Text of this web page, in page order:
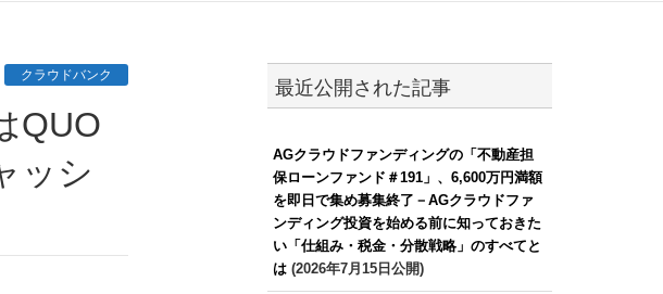
クラウドバンク
ッシ
最近公開された記事
AGクラウドファンディングの「不動産担
保ローンファンド＃191」、6,600万円満額
を即日で集め募集終了－AGクラウドファ
ンディング投資を始める前に知っておきた
い「仕組み・税金・分散戦略」のすべてと
は(2026年7月15日公開)